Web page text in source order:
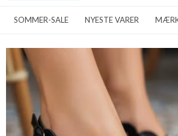
SOMMER-SALE NYESTE VARER